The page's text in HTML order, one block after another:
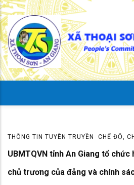
Skip
to
main
content
THÔNG TIN TUYÊN TRUYỀN CHẾ ĐỘ,
UBMTQVN tỉnh An Giang tổ
chủ trương của đảng và chính